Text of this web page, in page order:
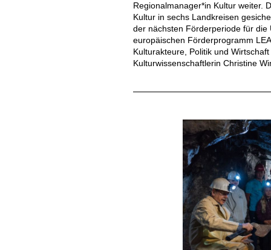
Regionalmanager*in Kultur weiter.
Kultur in sechs Landkreisen
der nächsten Förderperiode für
europäischen Förderprogramm
Kulturakteure, Politik und
Kulturwissenschaftlerin Christine